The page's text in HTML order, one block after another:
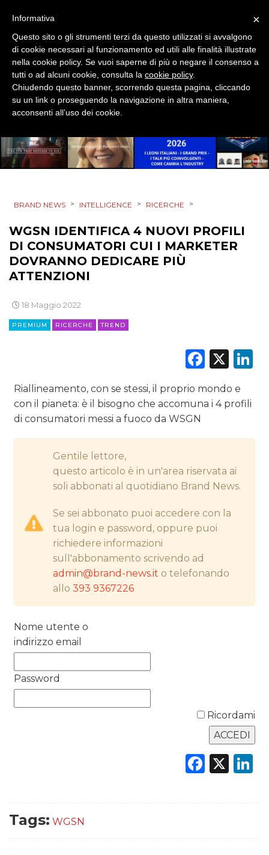
MOBILE
PROMOZIONI
PUNTI VENDITA
CINEMA
DIGITALE
EDITORIA
RADIO / AUDIO
TV
RICERCHE
PREVISIONI/SCENARI
NORMATIVE
CASE HISTORY
OPINIONI
BRAND NEWS > INTELLIGENCE > RICERCHE >
WGSN IDENTIFICA 4 NUOVI PROFILI
DI CONSUMATORI CUI I MARKETER
DOVRANNO DEDICARE PIÙ
ATTENZIONI
18 Maggio 2022
PREMIUM RICERCHE TREND
X
Riallineamento, con se stessi, il proprio mondo e
con il pianeta: è il bisogno che accomuna i 4 profili
di consumatori messi a fuoco da WSGN
Gentile lettore,
questo articolo è in un'area riservata ai
soli abbonati al quotidiano Brand News.
Se sei abbonato puoi accedere con la
tua login e password, oppure puoi
richiedere informazioni
sull'abbonamento scrivendo ad
admin@brand-news.it o telefonando
allo393 9367226
Nome utente o
indirizzo email
Password
Ricordami
X
Tags: WGSN
×
Informativa
Questo sito o gli strumenti terzi da questo utilizzati si avvalgono
di cookie necessari al funzionamento ed utili alle finalità illustrate
nella cookie policy. Se vuoi saperne di più o negare il consenso a
tutti o ad alcuni cookie, consulta la cookie policy.
Chiudendo questo banner, scorrendo questa pagina, cliccando
su un link o proseguendo la navigazione in altra maniera,
acconsenti all’uso dei cookie.